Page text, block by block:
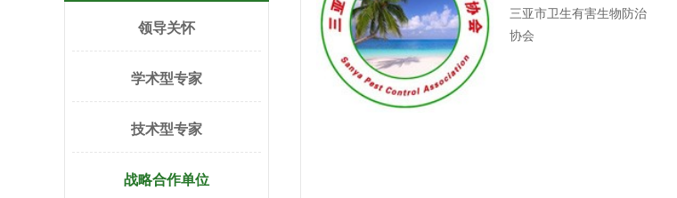
领导关怀
学术型专家
技术型专家
战略合作单位
三亚市卫生有害生物防治
协会